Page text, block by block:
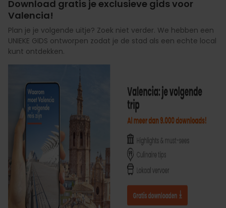
Download gratis je exclusieve gids voor
Valencia!
Plan je je volgende uitje? Zoek niet verder. We hebben een
UNIEKE GIDS ontworpen zodat je de stad als een echte local
kunt ontdekken.